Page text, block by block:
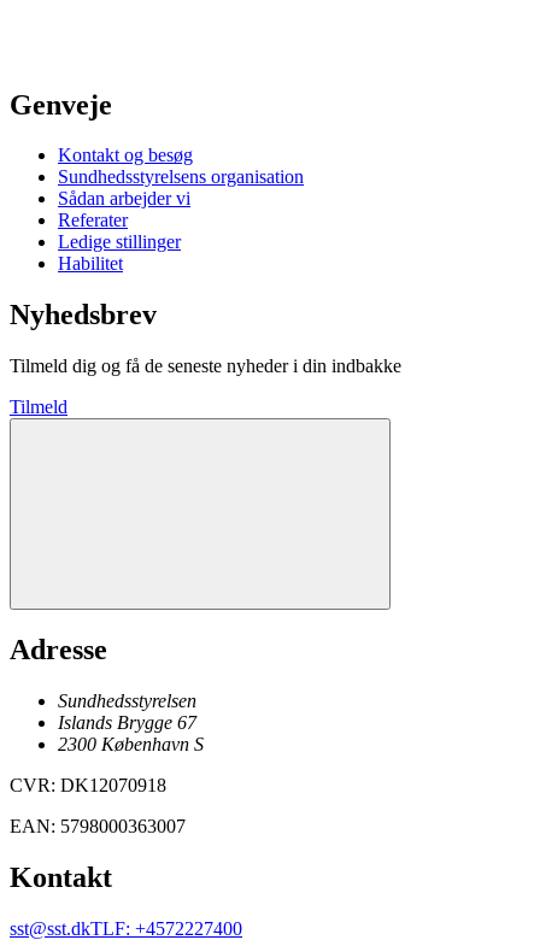
Genveje
Kontakt og besøg
Sundhedsstyrelsens organisation
Sådan arbejder vi
Referater
Ledige stillinger
Habilitet
Nyhedsbrev
Tilmeld dig og få de seneste nyheder i din indbakke
Tilmeld
Adresse
Sundhedsstyrelsen
Islands Brygge 67
2300 København S
CVR: DK12070918
EAN: 5798000363007
Kontakt
sst@sst.dkTLF: +4572227400